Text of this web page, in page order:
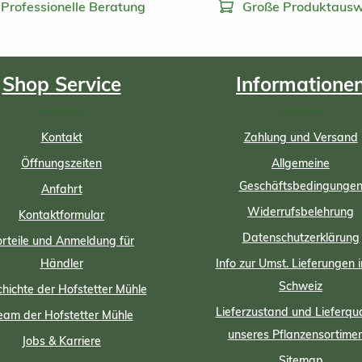
Professionelle Beratung Große
Shop Service
Kontakt
Öffnungszeiten
Anfahrt
Kontaktformular
und Anmeldung für
Händler
der Hofstetter Mühle
der Hofstetter Mühle
Jobs & Karriere
Zahlung und Versand
Allgemeine
Geschäftsbedingungen
Widerrufsbelehrung
Datenschutzerklärung
Info zur Umst. Lieferungen
Schweiz
Lieferzustand und
unseres